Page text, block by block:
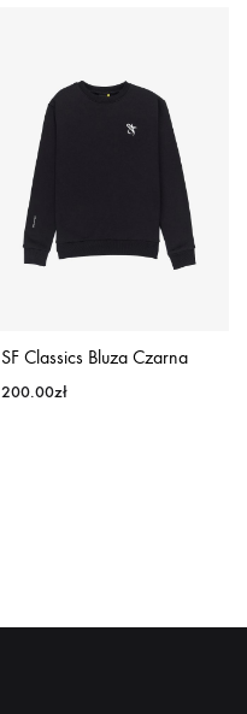
SF Classics Bluza Czarna
200.00zł